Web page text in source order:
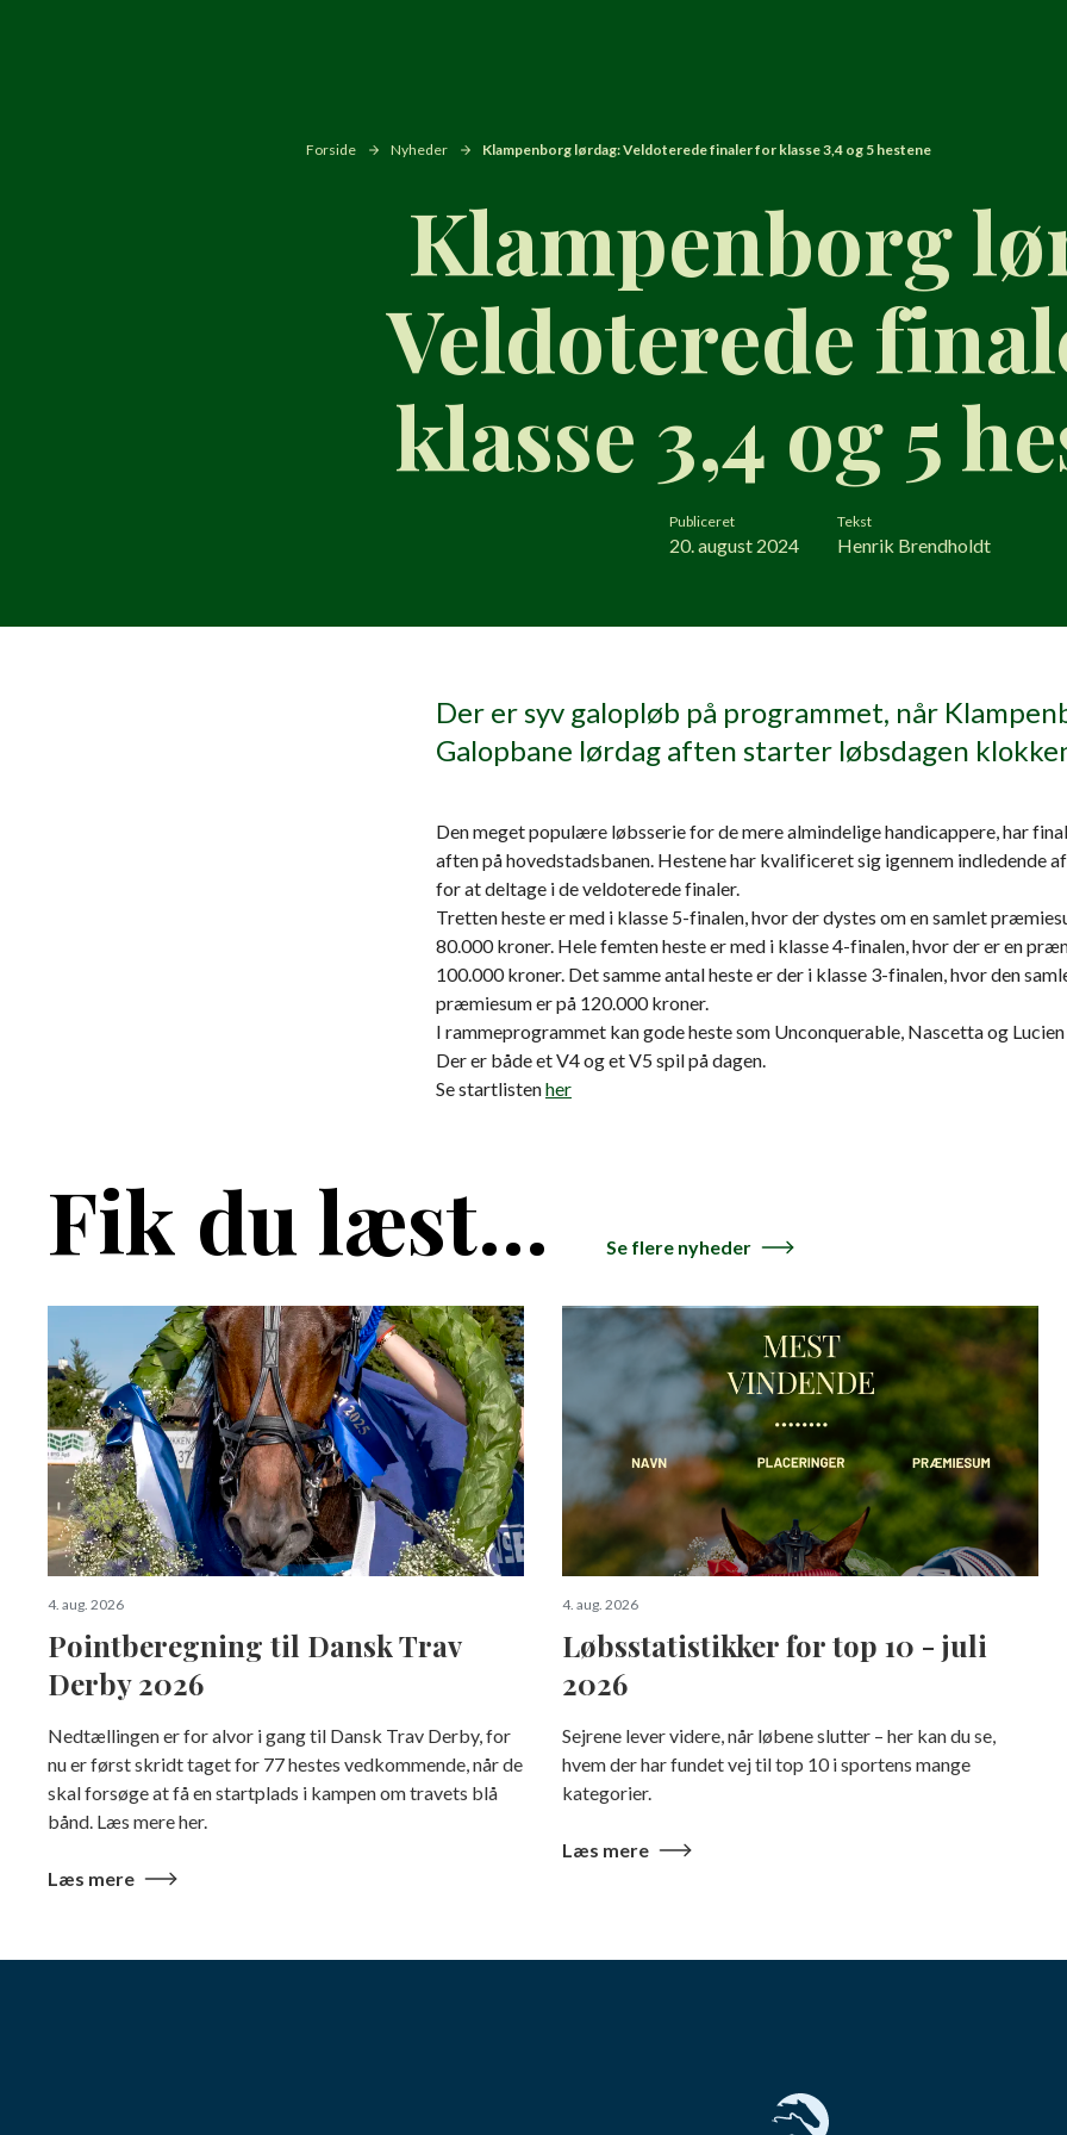
Forside Nyheder Klampenborg lørdag: Veldoterede finaler for klasse 3,4 og 5 hestene
Klampenborg
Veldoterede
klasse 3,4 og 5
Publiceret
20. august 2024
Tekst
Henrik Brendholdt
Der er syv galopløb på programmet, når
Galopbane lørdag aften starter løbsdagen
Den meget populære løbsserie for de mere almindelige handicappere, har
aften på hovedstadsbanen. Hestene har kvalificeret sig igennem indledende
for at deltage i de veldoterede finaler.
Tretten heste er med i klasse 5-finalen, hvor der dystes om en samlet
80.000 kroner. Hele femten heste er med i klasse 4-finalen, hvor der er en
100.000 kroner. Det samme antal heste er der i klasse 3-finalen, hvor den
præmiesum er på 120.000 kroner.
I rammeprogrammet kan gode heste som Unconquerable, Nascetta og
Der er både et V4 og et V5 spil på dagen.
Se startlistenher
Fik du læst... Se flere nyheder
4. aug. 2026
Pointberegning til Dansk Trav
Derby 2026
Nedtællingen er for alvor i gang til Dansk Trav Derby, for
nu er først skridt taget for 77 hestes vedkommende, når de
skal forsøge at få en startplads i kampen om travets blå
bånd. Læs mere her.
Læs mere
4. aug. 2026
Løbsstatistikker for top 10 - juli
2026
Sejrene lever videre, når løbene slutter – her kan du se,
hvem der har fundet vej til top 10 i sportens mange
kategorier.
Læs mere